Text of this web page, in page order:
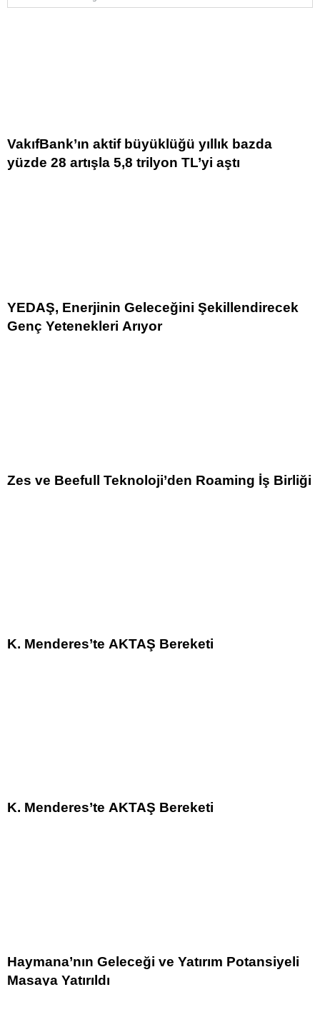
VakıfBank’ın aktif büyüklüğü yıllık bazda
yüzde 28 artışla 5,8 trilyon TL’yi aştı
YEDAŞ, Enerjinin Geleceğini Şekillendirecek
Genç Yetenekleri Arıyor
Zes ve Beefull Teknoloji’den Roaming İş Birliği
K. Menderes’te AKTAŞ Bereketi
K. Menderes’te AKTAŞ Bereketi
Haymana’nın Geleceği ve Yatırım Potansiyeli
Masaya Yatırıldı